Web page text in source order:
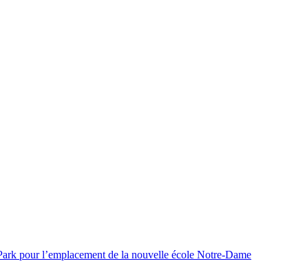
pour l’emplacement de la nouvelle école Notre-Dame